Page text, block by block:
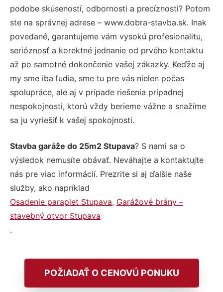
podobe skúseností, odbornosti a precíznosti? Potom
ste na správnej adrese – www.dobra-stavba.sk. Inak
povedané, garantujeme vám vysokú profesionalitu,
serióznosť a korektné jednanie od prvého kontaktu
až po samotné dokončenie vašej zákazky. Keďže aj
my sme iba ľudia, sme tu pre vás nielen počas
spolupráce, ale aj v prípade riešenia prípadnej
nespokojnosti, ktorú vždy berieme vážne a snažíme
sa ju vyriešiť k vašej spokojnosti.
Stavba garáže do 25m2 Stupava? S nami sa o
výsledok nemusíte obávať. Neváhajte a kontaktujte
nás pre viac informácií. Prezrite si aj ďalšie naše
služby, ako napríklad
Osadenie parapiet Stupava, Garážové brány –
stavebný otvor Stupava
.
POŽIADAŤ O CENOVÚ PONUKU